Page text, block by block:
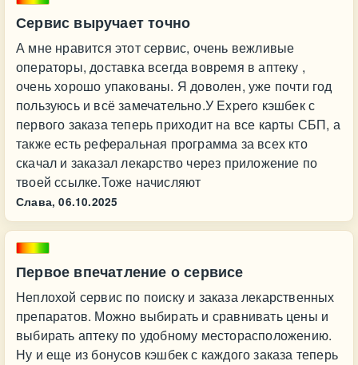
Сервис выручает точно
А мне нравится этот сервис, очень вежливые
операторы, доставка всегда вовремя в аптеку ,
очень хорошо упакованы. Я доволен, уже почти год
пользуюсь и всё замечательно.У Expero кэшбек с
первого заказа теперь приходит на все карты СБП, а
также есть реферальная программа за всех кто
скачал и заказал лекарство через приложение по
твоей ссылке.Тоже начисляют
Слава, 06.10.2025
Первое впечатление о сервисе
Неплохой сервис по поиску и заказа лекарственных
препаратов. Можно выбирать и сравнивать цены и
выбирать аптеку по удобному месторасположению.
Ну и еще из бонусов кэшбек с каждого заказа теперь